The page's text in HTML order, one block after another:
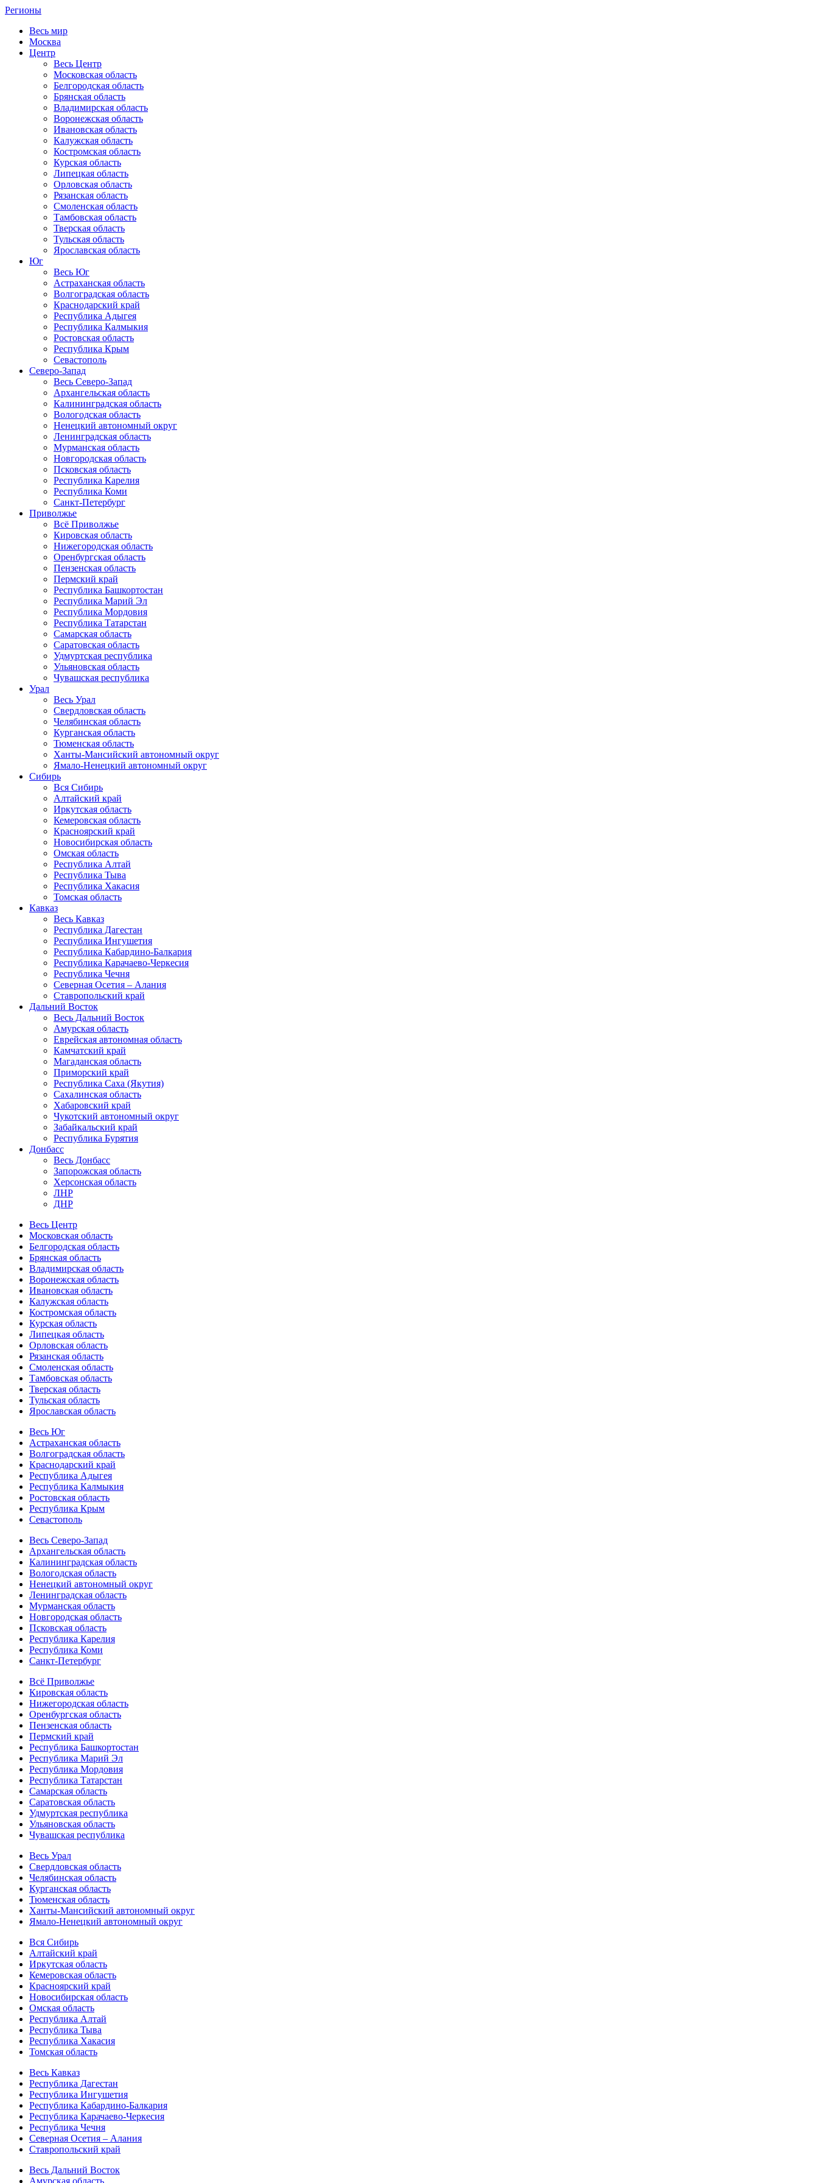
Регионы
Весь мир
Москва
Центр
Весь Центр
Московская область
Белгородская область
Брянская область
Владимирская область
Воронежская область
Ивановская область
Калужская область
Костромская область
Курская область
Липецкая область
Орловская область
Рязанская область
Смоленская область
Тамбовская область
Тверская область
Тульская область
Ярославская область
Юг
Весь Юг
Астраханская область
Волгоградская область
Краснодарский край
Республика Адыгея
Республика Калмыкия
Ростовская область
Республика Крым
Севастополь
Северо-Запад
Весь Северо-Запад
Архангельская область
Калининградская область
Вологодская область
Ненецкий автономный округ
Ленинградская область
Мурманская область
Новгородская область
Псковская область
Республика Карелия
Республика Коми
Санкт-Петербург
Приволжье
Всё Приволжье
Кировская область
Нижегородская область
Оренбургская область
Пензенская область
Пермский край
Республика Башкортостан
Республика Марий Эл
Республика Мордовия
Республика Татарстан
Самарская область
Саратовская область
Удмуртская республика
Ульяновская область
Чувашская республика
Урал
Весь Урал
Свердловская область
Челябинская область
Курганская область
Тюменская область
Ханты-Мансийский автономный округ
Ямало-Ненецкий автономный округ
Сибирь
Вся Сибирь
Алтайский край
Иркутская область
Кемеровская область
Красноярский край
Новосибирская область
Омская область
Республика Алтай
Республика Тыва
Республика Хакасия
Томская область
Кавказ
Весь Кавказ
Республика Дагестан
Республика Ингушетия
Республика Кабардино-Балкария
Республика Карачаево-Черкесия
Республика Чечня
Северная Осетия – Алания
Ставропольский край
Дальний Восток
Весь Дальний Восток
Амурская область
Еврейская автономная область
Камчатский край
Магаданская область
Приморский край
Республика Саха (Якутия)
Сахалинская область
Хабаровский край
Чукотский автономный округ
Забайкальский край
Республика Бурятия
Донбасс
Весь Донбасс
Запорожская область
Херсонская область
ЛНР
ДНР
Весь Центр
Московская область
Белгородская область
Брянская область
Владимирская область
Воронежская область
Ивановская область
Калужская область
Костромская область
Курская область
Липецкая область
Орловская область
Рязанская область
Смоленская область
Тамбовская область
Тверская область
Тульская область
Ярославская область
Весь Юг
Астраханская область
Волгоградская область
Краснодарский край
Республика Адыгея
Республика Калмыкия
Ростовская область
Республика Крым
Севастополь
Весь Северо-Запад
Архангельская область
Калининградская область
Вологодская область
Ненецкий автономный округ
Ленинградская область
Мурманская область
Новгородская область
Псковская область
Республика Карелия
Республика Коми
Санкт-Петербург
Всё Приволжье
Кировская область
Нижегородская область
Оренбургская область
Пензенская область
Пермский край
Республика Башкортостан
Республика Марий Эл
Республика Мордовия
Республика Татарстан
Самарская область
Саратовская область
Удмуртская республика
Ульяновская область
Чувашская республика
Весь Урал
Свердловская область
Челябинская область
Курганская область
Тюменская область
Ханты-Мансийский автономный округ
Ямало-Ненецкий автономный округ
Вся Сибирь
Алтайский край
Иркутская область
Кемеровская область
Красноярский край
Новосибирская область
Омская область
Республика Алтай
Республика Тыва
Республика Хакасия
Томская область
Весь Кавказ
Республика Дагестан
Республика Ингушетия
Республика Кабардино-Балкария
Республика Карачаево-Черкесия
Республика Чечня
Северная Осетия – Алания
Ставропольский край
Весь Дальний Восток
Амурская область